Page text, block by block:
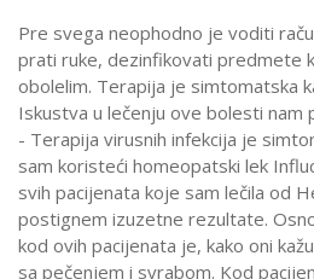
Pre svega neophodno je voditi
prati ruke, dezinfikovati predmete
obolelim. Terapija je simtomatska
Iskustva u lečenju ove bolesti nam
- Terapija virusnih infekcija je
sam koristeći homeopatski lek
svih pacijenata koje sam lečila od
postignem izuzetne rezultate.
kod ovih pacijenata je, kako oni
sa pečenjem i svrabom. Kod